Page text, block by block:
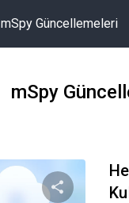
mSpy Güncellemeleri
mSpy